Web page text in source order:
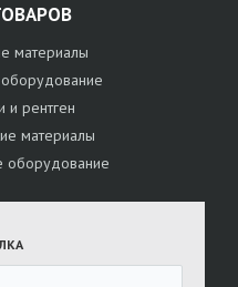
материалы
и рентген
материалы
оборудование